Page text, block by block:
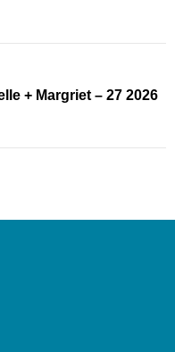
+ Margriet – 27 2026